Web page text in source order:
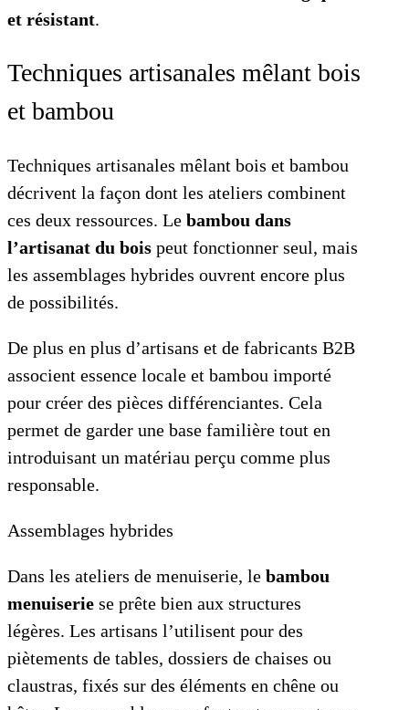
et résistant.
Techniques artisanales mêlant bois
et bambou
Techniques artisanales mêlant bois et bambou
décrivent la façon dont les ateliers combinent
ces deux ressources. Le bambou dans
l’artisanat du bois peut fonctionner seul, mais
les assemblages hybrides ouvrent encore plus
de possibilités.
De plus en plus d’artisans et de fabricants B2B
associent essence locale et bambou importé
pour créer des pièces différenciantes. Cela
permet de garder une base familière tout en
introduisant un matériau perçu comme plus
responsable.
Assemblages hybrides
Dans les ateliers de menuiserie, le bambou
menuiserie se prête bien aux structures
légères. Les artisans l’utilisent pour des
piètements de tables, dossiers de chaises ou
claustras, fixés sur des éléments en chêne ou